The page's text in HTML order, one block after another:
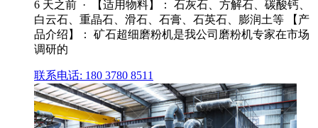
6 天之前 · 【适用物料】： 石灰石、方解石、碳酸钙、
白云石、重晶石、滑石、石膏、石英石、膨润土等 【产
品介绍】： 矿石超细磨粉机是我公司磨粉机专家在市场
调研的
联系电话: 180 3780 8511